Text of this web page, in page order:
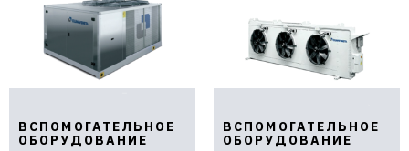
ВСПОМОГАТЕЛЬНОЕ
ОБОРУДОВАНИЕ
ВСПОМОГАТЕЛЬНОЕ
ОБОРУДОВАНИЕ